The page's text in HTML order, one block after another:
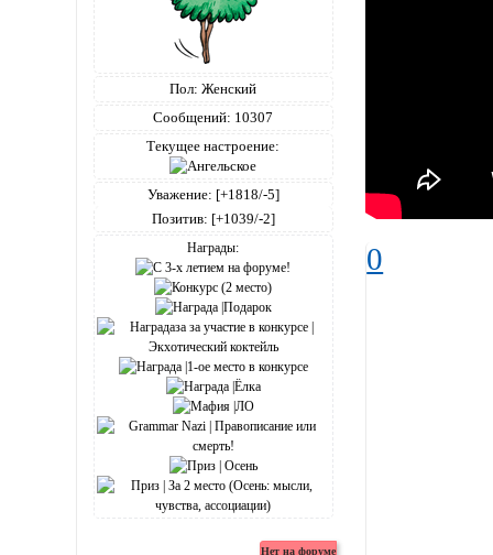
Пол: Женский
Сообщений: 10307
Текущее настроение:
Уважение: [+1818/-5]
Позитив: [+1039/-2]
Награды: 0